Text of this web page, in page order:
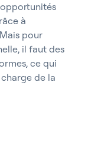
à
pour
il faut des
ce qui
de la